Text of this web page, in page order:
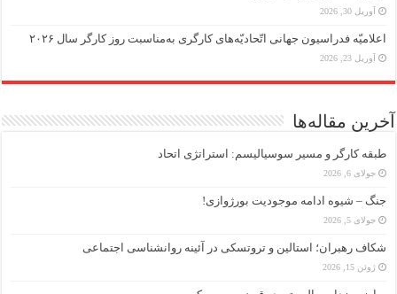
آوریل 30, 2026
اعلامیّه فدراسیون جهانی اتّحادیّه‌های کارگری به‌مناسبت روز کارگر سال ۲۰۲۶
آوریل 23, 2026
آخرین مقاله‌ها
طبقه کارگر و مسیر سوسیالیسم: استراتژی اتحاد
جولای 6, 2026
جنگ – شیوه ادامه موجودیت بورژوازی!
جولای 5, 2026
شکاف رهبران؛ استالین و تروتسکی در آئینه روانشناسی اجتماعی
ژوئن 15, 2026